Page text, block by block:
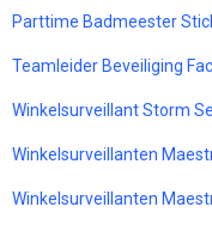
Parttime Badmeester
Teamleider Beveiliging
Winkelsurveillant Storm
Winkelsurveillanten
Winkelsurveillanten